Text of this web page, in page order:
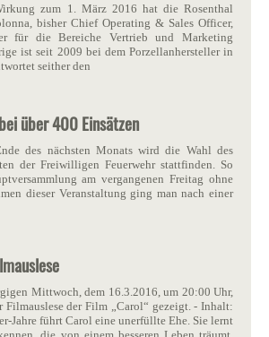
zum 1. März 2016 hat die Rosenthal
bisher Chief Operating & Sales Officer,
für die Bereiche Vertrieb und Marketing
ist seit 2009 bei dem Porzellanhersteller in
seither den
über 400 Einsätzen
des nächsten Monats wird die Wahl des
der Freiwilligen Feuerwehr stattfinden. So
am vergangenen Freitag ohne
dieser Veranstaltung ging man nach einer
Mittwoch, dem 16.3.2016, um 20:00 Uhr,
Filmauslese der Film „Carol“ gezeigt. - Inhalt:
Jahre führt Carol eine unerfüllte Ehe. Sie lernt